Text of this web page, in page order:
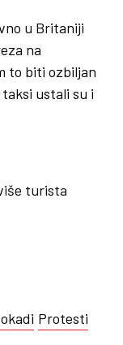
u Britaniji
na
to biti ozbiljan
ustali su i
turista
Protesti